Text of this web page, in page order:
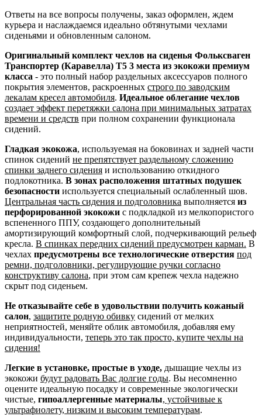
Ответы на все вопросы получены, заказ оформлен, ждем
курьера и наслаждаемся идеально обтянутыми чехлами
сиденьями и обновленным салоном.
Оригинальный комплект чехлов на сиденья Фольксваген
Транспортер (Каравелла) Т5 3 места из экокожи премиум
класса - это полный набор раздельных аксессуаров полного
покрытия элементов, раскроенных строго по заводским
лекалам кресел автомобиля. Идеальное облегание чехлов
создает эффект перетяжки салона при минимальных затратах
времени и средств при полном сохранении функционала
сидений.
Гладкая экокожа, используемая на боковинах и задней части
спинок сидений не препятствует раздельному сложению
спинки заднего сидения и использованию откидного
подлокотника. В зонах расположения штатных подушек
безопасности используется специальный ослабленный шов.
Центральная часть сидения и подголовника выполняется из
перфорированной экокожи с подкладкой из мелкопористого
вспененного ППУ, создающего дополнительный
амортизирующий комфортный слой, подчеркивающий рельеф
кресла. В спинках передних сидений предусмотрен карман. В
чехлах предусмотрены все технологические отверстия под
ремни, подголовники, регулирующие ручки согласно
конструктиву салона, при этом сам крепеж чехла надежно
скрыт под сиденьем.
Не отказывайте себе в удовольствии получить кожаный
салон, защитите родную обивку сидений от мелких
неприятностей, меняйте облик автомобиля, добавляя ему
индивидуальности, теперь это так просто, купите чехлы на
сидения!
Легкие в установке, простые в уходе, дышащие чехлы из
экокожи будут радовать Вас долгие годы. Вы несомненно
оцените идеальную посадку и современные экологически
чистые, гипоаллергенные материалы, устойчивые к
ультрафиолету, низким и высоким температурам.